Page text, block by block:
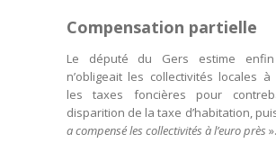
Compensation partielle
Le député du Gers estime
n’obligeait les collectivités locales à
les taxes foncières pour
disparition de la taxe d’habitation,
a compensé les collectivités à l’euro près ».